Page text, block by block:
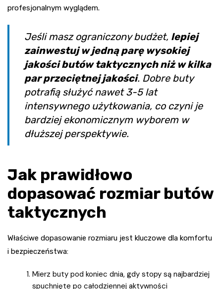
profesjonalnym wyglądem.
Jeśli masz ograniczony budżet, lepiej
zainwestuj w jedną parę wysokiej
jakości butów taktycznych niż w kilka
par przeciętnej jakości. Dobre buty
potrafią służyć nawet 3-5 lat
intensywnego użytkowania, co czyni je
bardziej ekonomicznym wyborem w
dłuższej perspektywie.
Jak prawidłowo
dopasować rozmiar butów
taktycznych
Właściwe dopasowanie rozmiaru jest kluczowe dla komfortu
i bezpieczeństwa:
Mierz buty pod koniec dnia, gdy stopy są najbardziej
spuchnięte po całodziennej aktywności